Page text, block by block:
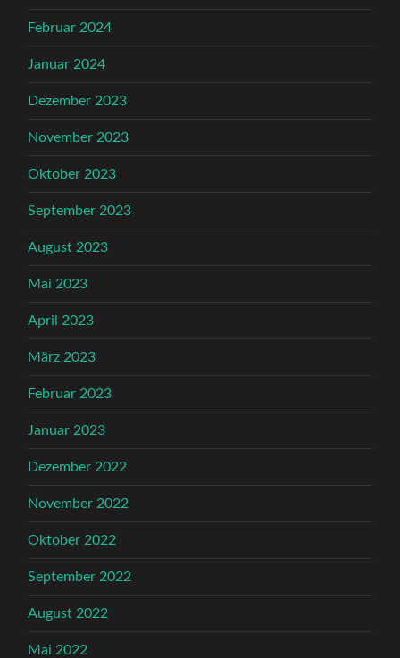
Februar 2024
Januar 2024
Dezember 2023
November 2023
Oktober 2023
September 2023
August 2023
Mai 2023
April 2023
März 2023
Februar 2023
Januar 2023
Dezember 2022
November 2022
Oktober 2022
September 2022
August 2022
Mai 2022